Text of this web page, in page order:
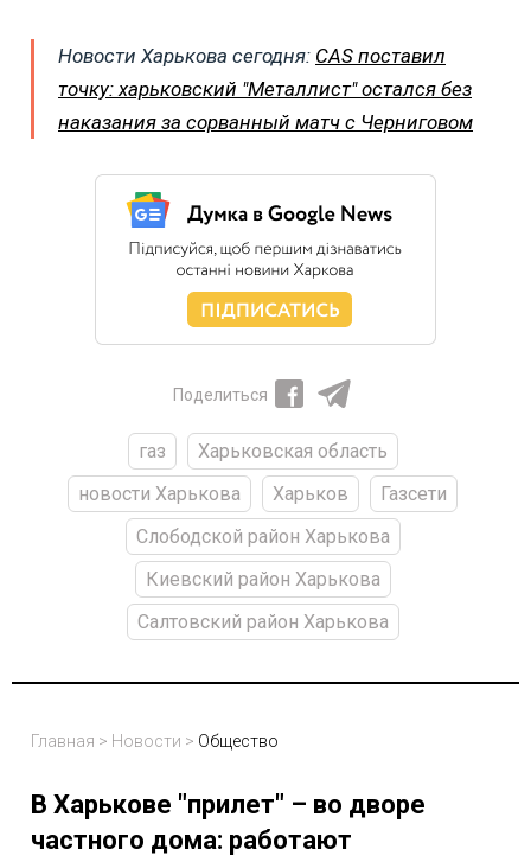
Новости Харькова сегодня: CAS поставил
точку: харьковский "Металлист" остался без
наказания за сорванный матч с Черниговом
Поделиться
газ
Харьковская область
новости Харькова
Харьков
Газсети
Слободской район Харькова
Киевский район Харькова
Салтовский район Харькова
Главная > Новости > Общество
В Харькове "прилет" – во дворе
частного дома: работают